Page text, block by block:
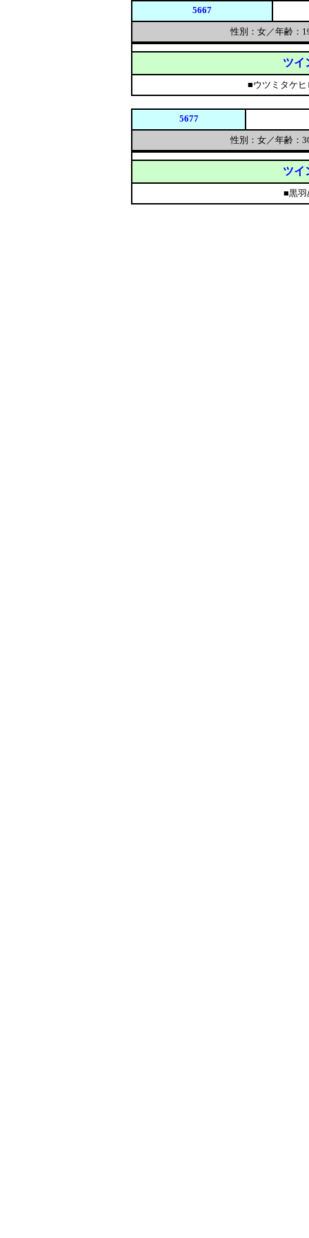
5667
性別：女／年齢：
ツイ
■ウツミタケ
5677
性別：女／年齢：
ツイ
■黒羽